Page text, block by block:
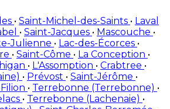
• Saint-Michel-des-Saints • Laval
• Saint-Jacques • Mascouche •
Julienne • Lac-des-Écorces •
• Saint-Côme • La Conception •
• L'Assomption • Crabtree •
• Prévost • Saint-Jérôme •
• Terrebonne (Terrebonne) •
• Terrebonne (Lachenaie) •